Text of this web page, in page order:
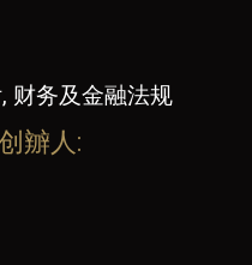
财务及金融法规
辧人: